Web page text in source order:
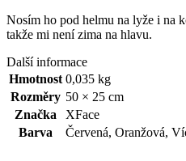
Nosím ho pod helmu na lyže i na
takže mi není zima na hlavu.
Další informace
Hmotnost 0,035 kg
Rozměry 50 × 25 cm
Značka
XFace
Barva
Červená, Oranžová,